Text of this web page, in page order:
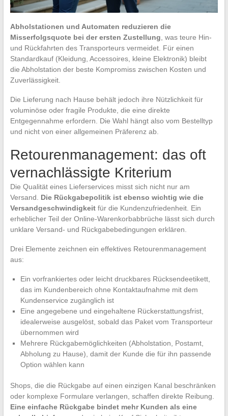
Abholstationen und Automaten reduzieren die
Misserfolgsquote bei der ersten Zustellung , was teure Hin-
und Rückfahrten des Transporteurs vermeidet. Für einen
Standardkauf (Kleidung, Accessoires, kleine Elektronik) bleibt
die Abholstation der beste Kompromiss zwischen Kosten und
Zuverlässigkeit.
Die Lieferung nach Hause behält jedoch ihre Nützlichkeit für
voluminöse oder fragile Produkte, die eine direkte
Entgegennahme erfordern. Die Wahl hängt also vom Bestelltyp
und nicht von einer allgemeinen Präferenz ab.
Retourenmanagement: das oft
vernachlässigte Kriterium
Die Qualität eines Lieferservices misst sich nicht nur am
Versand. Die Rückgabepolitik ist ebenso wichtig wie die
Versandgeschwindigkeitfür die Kundenzufriedenheit. Ein
erheblicher Teil der Online-Warenkorbabbrüche lässt sich durch
unklare Versand- und Rückgabebedingungen erklären.
Drei Elemente zeichnen ein effektives Retourenmanagement
aus:
Ein vorfrankiertes oder leicht druckbares Rücksendeetikett,
das im Kundenbereich ohne Kontaktaufnahme mit dem
Kundenservice zugänglich ist
Eine angegebene und eingehaltene Rückerstattungsfrist,
idealerweise ausgelöst, sobald das Paket vom Transporteur
übernommen wird
Mehrere Rückgabemöglichkeiten (Abholstation, Postamt,
Abholung zu Hause), damit der Kunde die für ihn passende
Option wählen kann
Shops, die die Rückgabe auf einen einzigen Kanal beschränken
oder komplexe Formulare verlangen, schaffen direkte Reibung.
Eine einfache Rückgabe bindet mehr Kunden als eine